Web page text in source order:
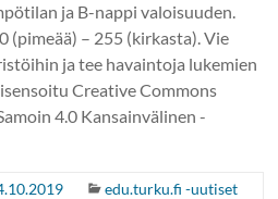
ja B-nappi valoisuuden.
(pimeää) – 255 (kirkasta). Vie
ja tee havaintoja lukemien
Creative Commons
4.0 Kansainvälinen -
edu.turku.fi -uutiset